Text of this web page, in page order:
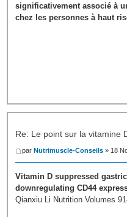
significativement associé à
chez les personnes à haut
Re: Le point sur la vitamine
par Nutrimuscle-Conseils » 18
Vitamin D suppressed
downregulating CD44
Qianxiu Li Nutrition Volumes